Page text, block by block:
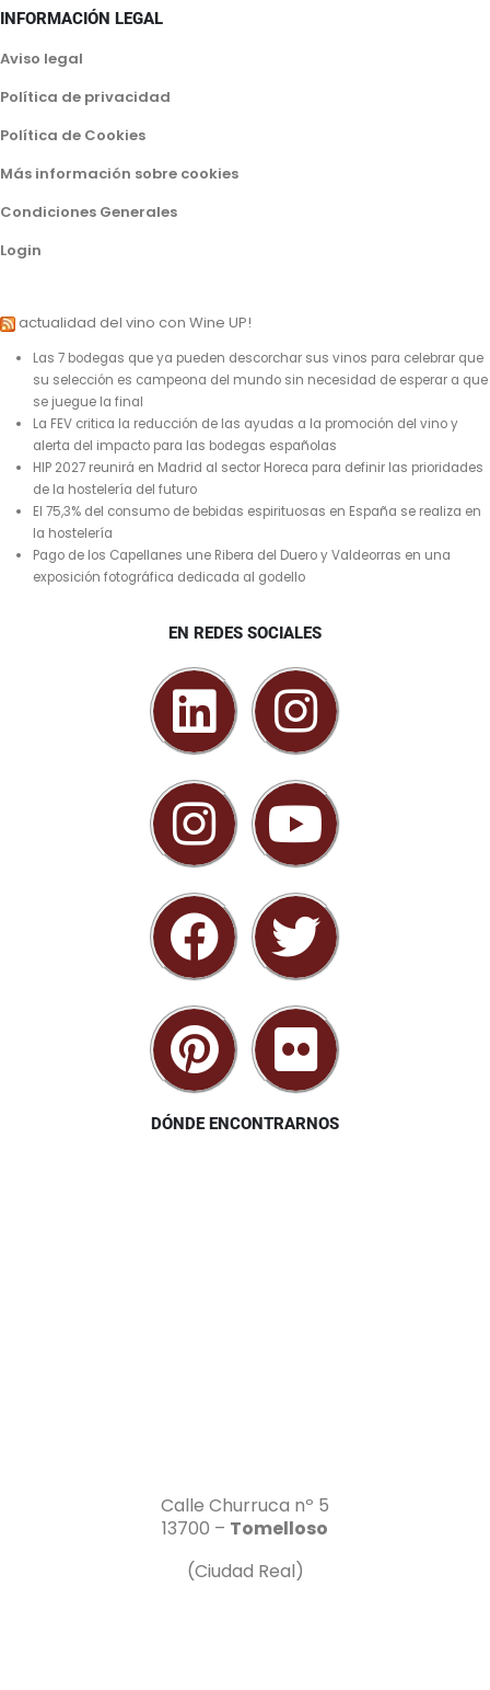
INFORMACIÓN LEGAL
Aviso legal
Política de privacidad
Política de Cookies
Más información sobre cookies
Condiciones Generales
Login
actualidad del vino con Wine UP!
Las 7 bodegas que ya pueden descorchar sus vinos para celebrar que
su selección es campeona del mundo sin necesidad de esperar a que
se juegue la final
La FEV critica la reducción de las ayudas a la promoción del vino y
alerta del impacto para las bodegas españolas
HIP 2027 reunirá en Madrid al sector Horeca para definir las prioridades
de la hostelería del futuro
El 75,3% del consumo de bebidas espirituosas en España se realiza en
la hostelería
Pago de los Capellanes une Ribera del Duero y Valdeorras en una
exposición fotográfica dedicada al godello
EN REDES SOCIALES
DÓNDE ENCONTRARNOS
Calle Churruca nº 5
13700 – Tomelloso
(Ciudad Real)